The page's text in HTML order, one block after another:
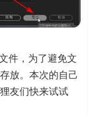
件，为了避免文
放。本次的自己
友们快来试试